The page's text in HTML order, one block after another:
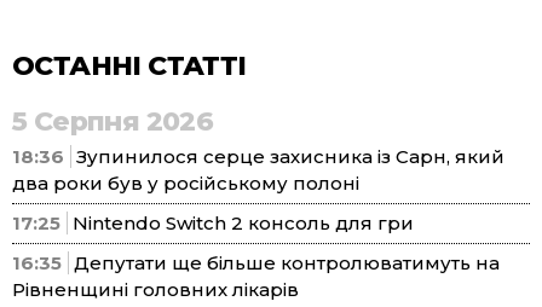
ОСТАННІ СТАТТІ
5 Серпня 2026
18:36 Зупинилося серце захисника із Сарн, який
два роки був у російському полоні
17:25 Nintendo Switch 2 консоль для гри
16:35 Депутати ще більше контролюватимуть на
Рівненщині головних лікарів